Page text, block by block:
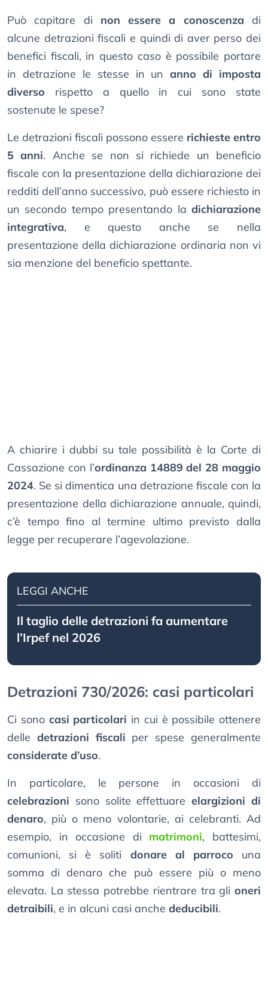
Può capitare di non essere a conoscenza di
alcune detrazioni fiscali e quindi di aver perso dei
benefici fiscali, in questo caso è possibile portare
in detrazione le stesse in unanno di imposta
diverso rispetto a quello in cui sono state
sostenute le spese?
Le detrazioni fiscali possono essere richieste entro
5 anni. Anche se non si richiede un beneficio
fiscale con la presentazione della dichiarazione dei
redditi dell’anno successivo, può essere richiesto in
un secondo tempo presentando la dichiarazione
integrativa, e questo anche se nella
presentazione della dichiarazione ordinaria non vi
sia menzione del beneficio spettante.
A chiarire i dubbi su tale possibilità è la Corte di
Cassazione con l’ordinanza 14889 del 28 maggio
2024. Se si dimentica una detrazione fiscale con la
presentazione della dichiarazione annuale, quindi,
c’è tempo fino al termine ultimo previsto dalla
legge per recuperare l’agevolazione.
LEGGI ANCHE
Il taglio delle detrazioni fa aumentare
l’Irpef nel 2026
Detrazioni 730/2026: casi particolari
Ci sono casi particolari in cui è possibile ottenere
delle detrazioni fiscali per spese generalmente
considerate d’uso.
In particolare, le persone in occasioni di
celebrazioni sono solite effettuareelargizioni di
denaro, più o meno volontarie, ai celebranti. Ad
esempio, in occasione di matrimoni, battesimi,
comunioni, si è soliti donare al parroco una
somma di denaro che può essere più o meno
elevata. La stessa potrebbe rientrare tra gli oneri
detraibili, e in alcuni casi anche deducibili.